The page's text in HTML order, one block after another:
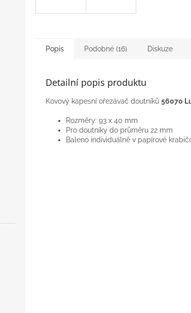
Popis Podobné (16) Diskuze
Detailní popis produktu
Kovový kapesní ořezávač doutníků 56070
Rozměry: 93 x 40 mm
Pro doutníky do průměru 22 mm
Baleno individuálně v papírové